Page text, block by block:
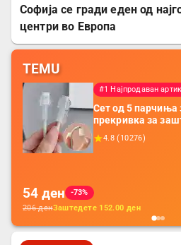
Софија се гради еден од
центри во Европа
TEMU
#1 Најпродаван
Сет од 5 парчиња
прекривка за
додатоци за
батерија, за
4.8 (10276)
54 ден
-73%
206денЗаштедете 152.00 ден